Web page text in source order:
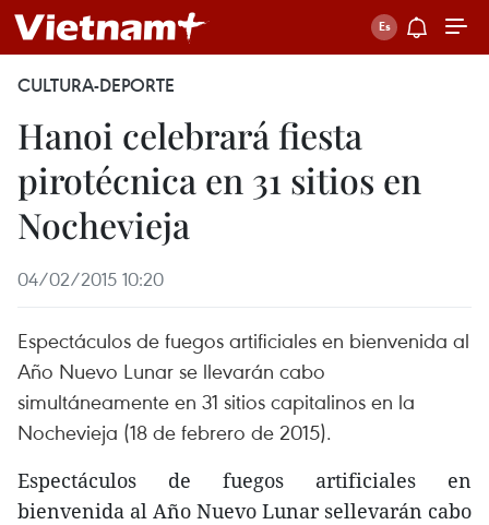
CULTURA-DEPORTE
Hanoi celebrará fiesta
pirotécnica en 31 sitios en
Nochevieja
04/02/2015 10:20
Espectáculos de fuegos artificiales en bienvenida al
Año Nuevo Lunar se llevarán cabo
simultáneamente en 31 sitios capitalinos en la
Nochevieja (18 de febrero de 2015).
Espectáculos de fuegos artificiales en
bienvenida al Año Nuevo Lunar sellevarán cabo